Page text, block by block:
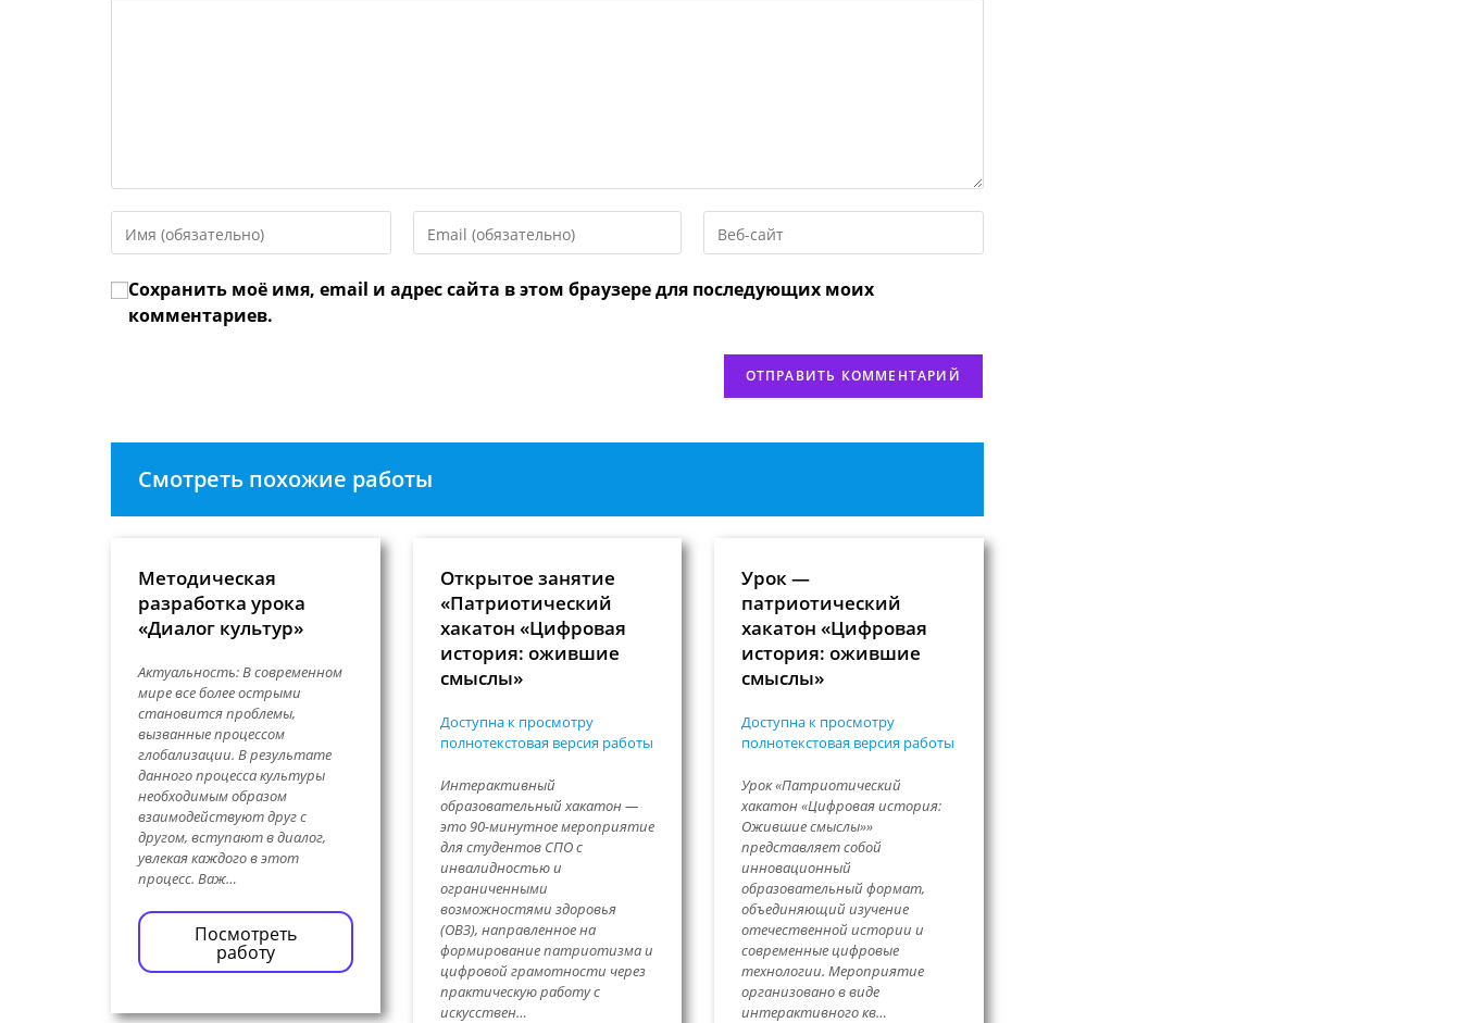
свое
или
имя
свой
адрес,
URL
веб-
Сохранить моё имя, email и адрес сайта в этом браузере для последующих моих
комментариев.
Смотреть похожие работы
Методическая
разработка урока
«Диалог культур»
Актуальность: В современном
мире все более острыми
становится проблемы,
вызванные процессом
глобализации. В результате
данного процесса культуры
необходимым образом
взаимодействуют друг с
другом, вступают в диалог,
увлекая каждого в этот
процесс. Важ…
Посмотреть
работу
Открытое занятие
«Патриотический
хакатон «Цифровая
история: ожившие
смыслы»
Доступна к просмотру
полнотекстовая версия работы
Интерактивный
образовательный хакатон —
это 90-минутное мероприятие
для студентов СПО с
инвалидностью и
ограниченными
возможностями здоровья
(ОВЗ), направленное на
формирование патриотизма и
цифровой грамотности через
практическую работу с
искусствен…
Урок —
патриотический
хакатон «Цифровая
история: ожившие
смыслы»
Доступна к просмотру
полнотекстовая версия работы
Урок «Патриотический
хакатон «Цифровая история:
Ожившие смыслы»»
представляет собой
инновационный
образовательный формат,
объединяющий изучение
отечественной истории и
современные цифровые
технологии. Мероприятие
организовано в виде
интерактивного кв…